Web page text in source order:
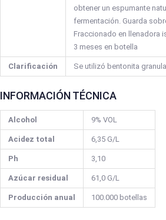
obtener un espumante
fermentación. Guarda
Fraccionado en llenadora
3 meses en botella
Clarificación Se utilizó bentonita
INFORMACIÓN TÉCNICA
Alcohol 9% VOL
Acidez total 6,35 G/L
Ph 3,10
Azúcar residual 61,0 G/L
Producción anual 100.000 botellas